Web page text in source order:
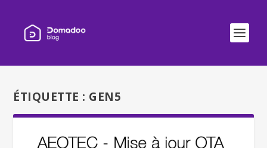
ÉTIQUETTE : GEN5